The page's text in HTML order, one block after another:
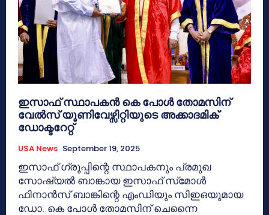
ഇസാഫ് സ്ഥാപകൻ കെ പോൾ തോമസിന്
വേൽസ് യൂണിവേഴ്സിറ്റിയുടെ അക്കാദമിക്
ഡോക്ടറേറ്റ്
USA News September 19, 2025
ഇസാഫ് ഗ്രൂപ്പിന്റെ സ്ഥാപകനും പ്രമുഖ
സോഷ്യൽ ബാങ്കായ ഇസാഫ് സ്‌മോൾ
ഫിനാൻസ് ബാങ്കിന്റെ എംഡിയും സിഇഒയുമായ
ഡോ. കെ പോൾ തോമസിന് ചെന്നൈ